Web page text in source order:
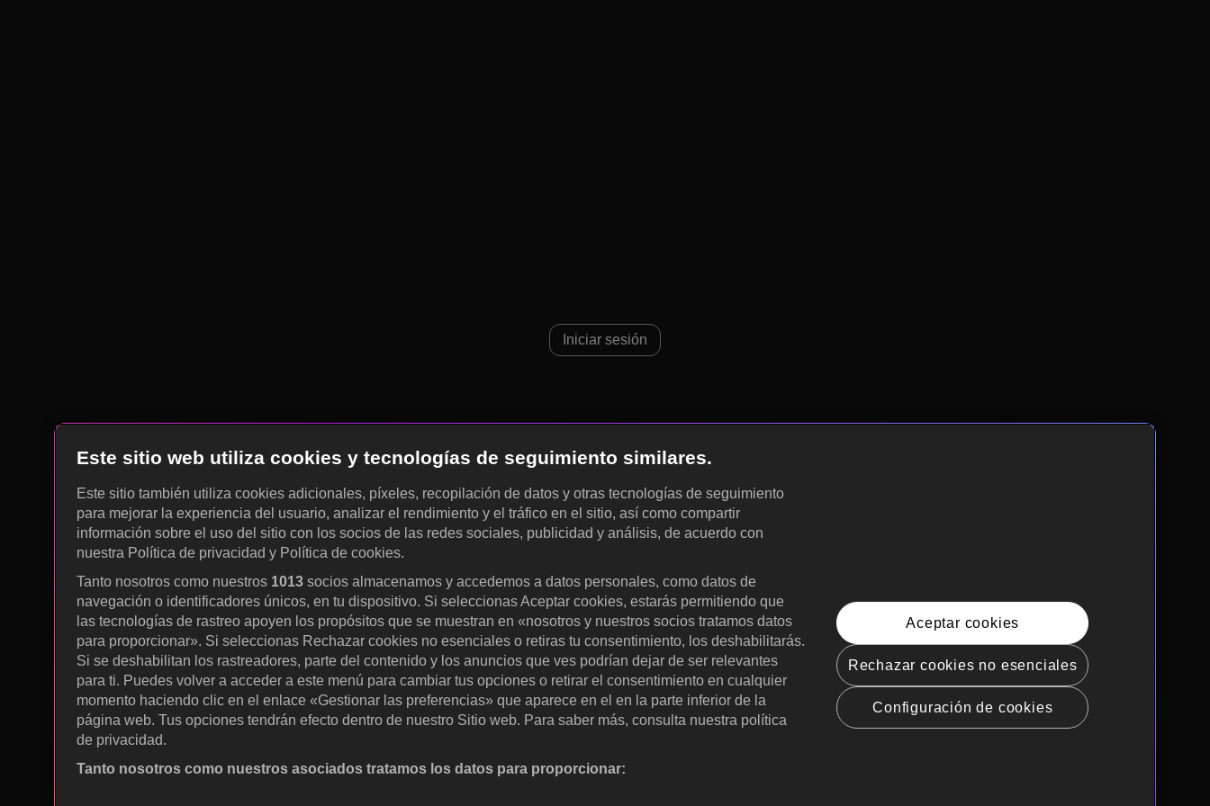
Iniciar sesión
Este sitio web utiliza cookies y tecnologías de seguimiento similares.
Este sitio también utiliza cookies adicionales, píxeles, recopilación de datos y otras tecnologías de seguimiento
para mejorar la experiencia del usuario, analizar el rendimiento y el tráfico en el sitio, así como compartir
información sobre el uso del sitio con los socios de las redes sociales, publicidad y análisis, de acuerdo con
nuestra Política de privacidad y Política de cookies.
Tanto nosotros como nuestros 1013 socios almacenamos y accedemos a datos personales, como datos de
navegación o identificadores únicos, en tu dispositivo. Si seleccionas Aceptar cookies, estarás permitiendo que
las tecnologías de rastreo apoyen los propósitos que se muestran en «nosotros y nuestros socios tratamos datos
para proporcionar». Si seleccionas Rechazar cookies no esenciales o retiras tu consentimiento, los deshabilitarás.
Si se deshabilitan los rastreadores, parte del contenido y los anuncios que ves podrían dejar de ser relevantes
para ti. Puedes volver a acceder a este menú para cambiar tus opciones o retirar el consentimiento en cualquier
momento haciendo clic en el enlace «Gestionar las preferencias» que aparece en el en la parte inferior de la
página web. Tus opciones tendrán efecto dentro de nuestro Sitio web. Para saber más, consulta nuestra política
de privacidad.
Tanto nosotros como nuestros asociados tratamos los datos para proporcionar:
Aceptar cookies
Rechazar cookies no esenciales
Configuración de cookies